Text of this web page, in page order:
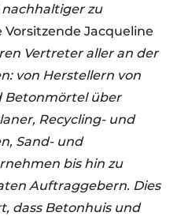
zu
Vorsitzende Jacqueline
Vertreter aller an der
von Herstellern von
Betonmörtel über
Recycling- und
Sand- und
bis hin zu
Auftraggebern. Dies
dass Betonhuis und